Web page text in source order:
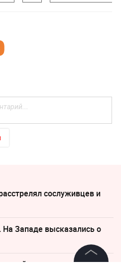
сослуживцев и
На Западе высказались о
уже покинул Украину